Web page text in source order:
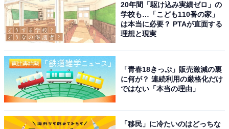
20年間「駆け込み実績ゼロ」の
学校も…「こども110番の家」
は本当に必要？ PTAが直面する
理想と現実
「青春18きっぷ」販売激減の裏
に何が？ 連続利用の厳格化だけ
ではない「本当の理由」
「移民」に冷たいのはどっちな